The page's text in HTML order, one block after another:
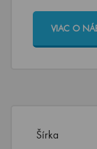
VIAC O
Šírka